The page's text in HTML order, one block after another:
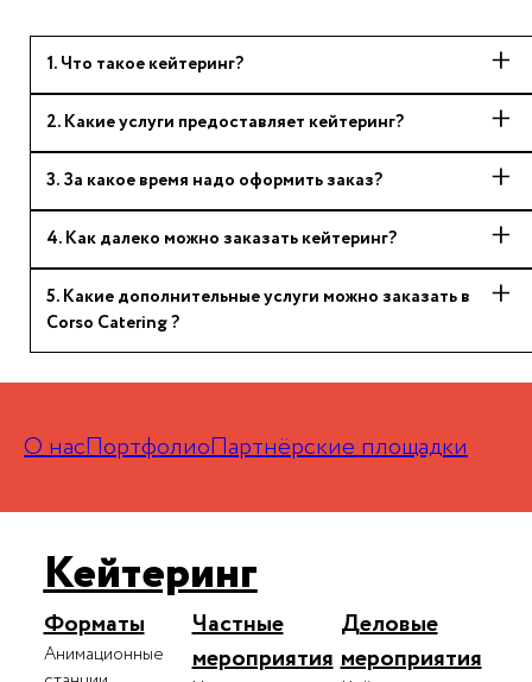
1. Что такое кейтеринг?
2. Какие услуги предоставляет кейтеринг?
3. За какое время надо оформить заказ?
4. Как далеко можно заказать кейтеринг?
5. Какие дополнительные услуги можно заказать в
Corso Catering ?
О насПортфолиоПартнёрские площадки
Кейтеринг
Форматы
Анимационные
Частные
мероприятия
Деловые
мероприятия